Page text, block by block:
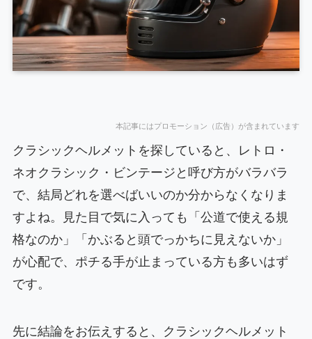
本記事にはプロモーション（広告）が含まれています
クラシックヘルメットを探していると、レトロ・
ネオクラシック・ビンテージと呼び方がバラバラ
で、結局どれを選べばいいのか分からなくなりま
すよね。見た目で気に入っても「公道で使える規
格なのか」「かぶると頭でっかちに見えないか」
が心配で、ポチる手が止まっている方も多いはず
です。
先に結論をお伝えすると、クラシックヘルメット